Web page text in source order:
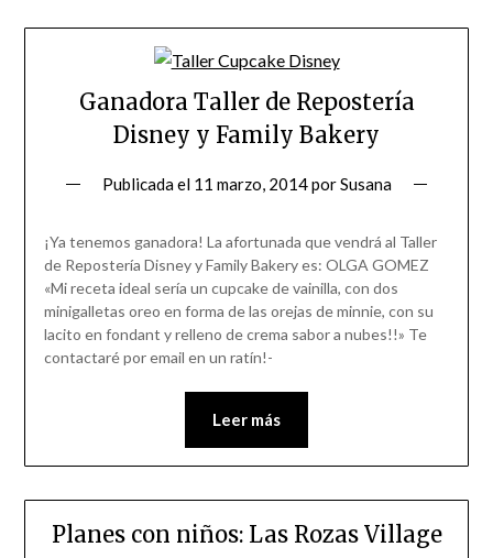
Ganadora Taller de Repostería
Disney y Family Bakery
Publicada el 11 marzo, 2014porSusana
¡Ya tenemos ganadora! La afortunada que vendrá al Taller
de Repostería Disney y Family Bakery es: OLGA GOMEZ
«Mi receta ideal sería un cupcake de vainilla, con dos
minigalletas oreo en forma de las orejas de minnie, con su
lacito en fondant y relleno de crema sabor a nubes!!» Te
contactaré por email en un ratín!-
Leer más
Planes con niños: Las Rozas Village